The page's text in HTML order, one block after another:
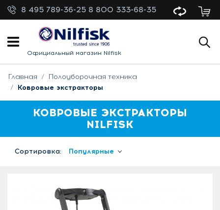
8 495 789-36-25 8 800 333-68-35
Официальный магазин Nilfisk
Главная
Полоуборочная техника
Ковровые экстракторы
КОВРОВЫЕ ЭКСТРАКТОРЫ
NILFISK
Сортировка: Популярные